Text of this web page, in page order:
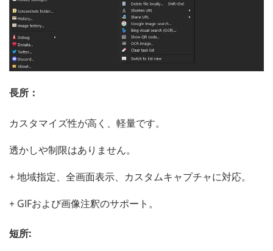
長所：
カスタマイズ性が高く、軽量です。
透かしや制限はありません。
+ 地域指定、全画面表示、カスタムキャプチャに対応。
+ GIFおよび画像注釈のサポート。
短所: